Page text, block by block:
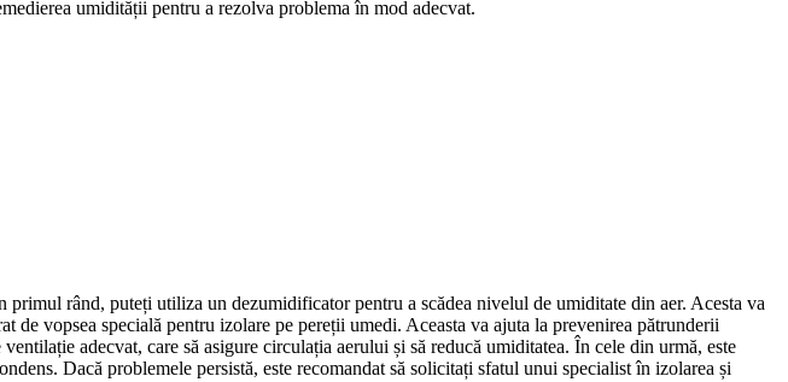
umidității pentru a rezolva problema în mod adecvat.
rând, puteți utiliza un dezumidificator pentru a scădea nivelul de umiditate din aer. Acesta va
vopsea specială pentru izolare pe pereții umedi. Aceasta va ajuta la prevenirea pătrunderii
adecvat, care să asigure circulația aerului și să reducă umiditatea. În cele din urmă, este
Dacă problemele persistă, este recomandat să solicitați sfatul unui specialist în izolarea și